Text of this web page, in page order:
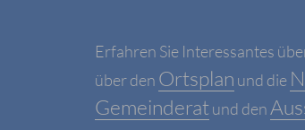
Erfahren Sie Interessantes
über den Ortsplan und die
Gemeinderat und den